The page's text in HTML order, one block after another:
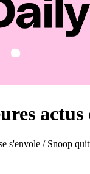
s'envole / Snoop